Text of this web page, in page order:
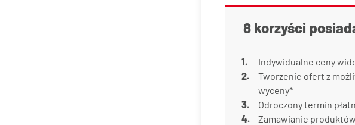
8 korzyści
Indywidualne ceny
Tworzenie ofert z
wyceny*
Odroczony termin
Zamawianie